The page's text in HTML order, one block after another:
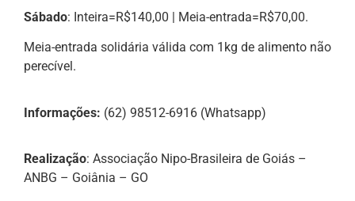
Sábado: Inteira=R$140,00 | Meia-entrada=R$70,00.
Meia-entrada solidária válida com 1kg de alimento não
perecível.
Informações: (62) 98512-6916 (Whatsapp)
Realização: Associação Nipo-Brasileira de Goiás –
ANBG – Goiânia – GO